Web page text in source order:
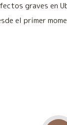
graves en
el primer